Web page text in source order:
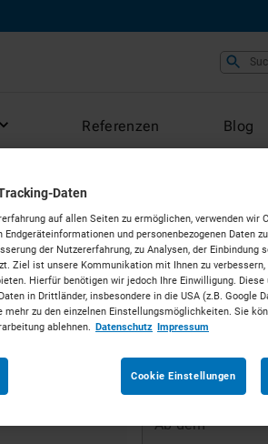
Referenzen Blog
15m³
Preis auf
Individuelle
Ab dem*
Daten
auf allen Seiten zu ermöglichen, verwenden wir
Endgeräteinformationen und personenbezogenen Daten
der Nutzererfahrung, zu Analysen, der Einbindung
Ziel ist unsere Kommunikation mit Ihnen zu verbessern,
Hierfür benötigen wir jedoch Ihre Einwilligung.
in Drittländer, insbesondere in die USA (z.B. Google
mehr zu den einzelnen Einstellungsmöglichkeiten. Sie
ablehnen. Datenschutz Impressum
Cookie Einstellungen